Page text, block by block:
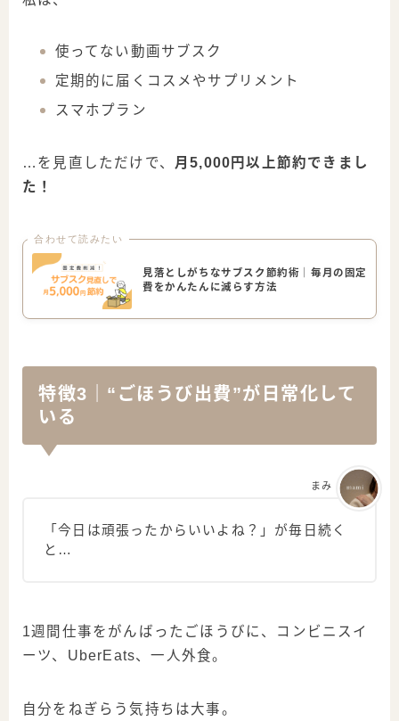
使ってない動画サブスク
定期的に届くコスメやサプリメント
スマホプラン
…を見直しただけで、 月5,000円以上節約できまし
た！
合わせて読みたい
見落としがちなサブスク節約術｜毎月の固定
費をかんたんに減らす方法
特徴3｜“ごほうび出費”が日常化して
いる
「今日は頑張ったからいいよね？」が毎日続く
と…
まみ
1週間仕事をがんばったごほうびに、コンビニスイ
ーツ、UberEats、一人外食。
自分をねぎらう気持ちは大事。